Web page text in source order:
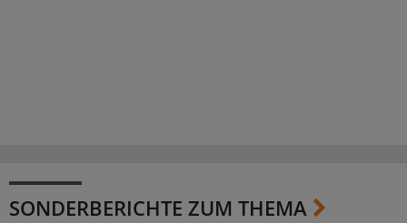
SONDERBERICHTE ZUM THEMA